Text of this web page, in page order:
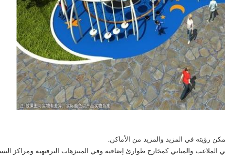
اترك رسالة
رؤيته في المزيد والمزيد من الأماكن.
الملاعب والمباني كمخارج طوارئ إضافية وفي المتنزهات الترفيهية ومراكز